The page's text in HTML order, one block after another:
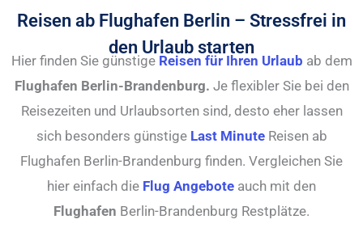
Reisen ab Flughafen Berlin – Stressfrei in
den Urlaub starten
Hier finden Sie günstige Reisen für Ihren Urlaub ab dem
Flughafen Berlin-Brandenburg. Je flexibler Sie bei den
Reisezeiten und Urlaubsorten sind, desto eher lassen
sich besonders günstige Last MinuteReisen ab
Flughafen Berlin-Brandenburg finden. Vergleichen Sie
hier einfach die Flug Angebote auch mit den
Flughafen Berlin-Brandenburg Restplätze.